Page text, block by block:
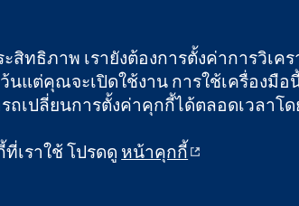
ค้ำประกัน (เลขที่ 03044323) ที่จดทะเบียนใน
ดและเงื่อนไขการใช้เว็บไซต์|
สิทธิภาพ เรายังต้องการตั้งค่าการวิเค
ว้นแต่คุณจะเปิดใช้งาน การใช้เครื่อง
ปลี่ยนการตั้งค่าคุกกี้ได้ตลอดเวลาโ
เราใช้ โปรดดู หน้าคุกกี้